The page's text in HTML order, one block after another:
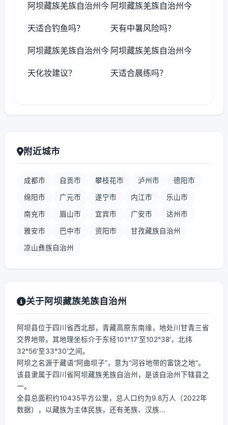
阿坝藏族羌族自治州今
天适合钓鱼吗？
阿坝藏族羌族自治州今
天有中暑风险吗？
阿坝藏族羌族自治州今
天化妆建议？
阿坝藏族羌族自治州今
天适合晨练吗？
附近城市
成都市 自贡市 攀枝花市 泸州市 德阳市
绵阳市 广元市 遂宁市 内江市 乐山市
南充市 眉山市 宜宾市 广安市 达州市
雅安市 巴中市 资阳市 甘孜藏族自治州
凉山彝族自治州
关于阿坝藏族羌族自治州
阿坝县位于四川省西北部，青藏高原东南缘，地处川甘青三省
交界地带。其地理坐标介于东经101°17′至102°38′，北纬
32°56′至33°30′之间。
阿坝之名源于藏语“阿曲坝子”，意为“河谷地带的富饶之地”。
该县隶属于四川省阿坝藏族羌族自治州，是该自治州下辖县之
一。
全县总面积约10435平方公里，总人口约为9.8万人（2022年
数据），以藏族为主体民族，还有羌族、汉族...